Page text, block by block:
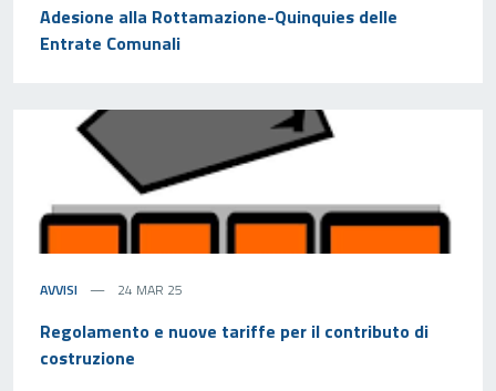
Adesione alla Rottamazione-Quinquies delle
Entrate Comunali
AVVISI 24 MAR 25
Regolamento e nuove tariffe per il contributo di
costruzione